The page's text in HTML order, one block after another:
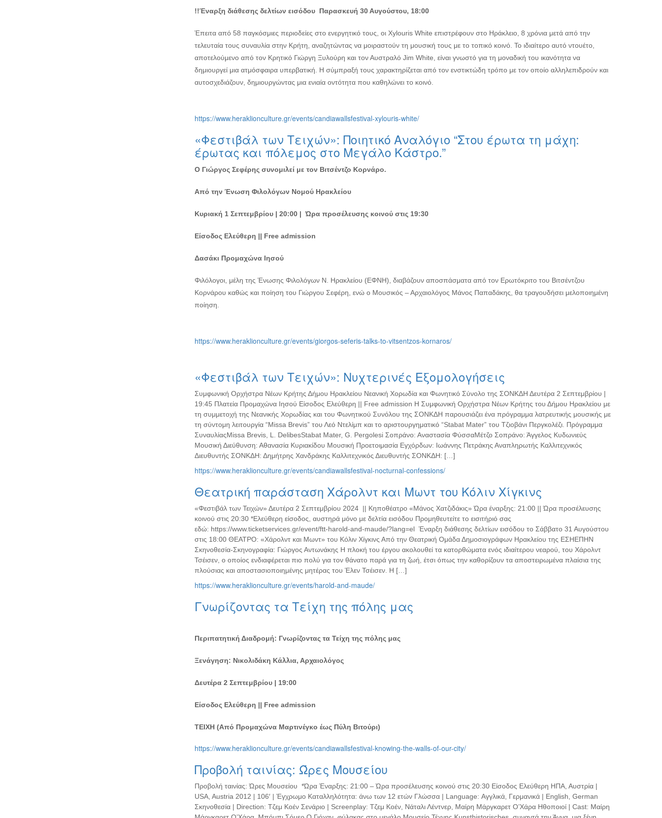
!!Έναρξη διάθεσης δελτίων εισόδου Παρασκευή 30 Αυγούστου, 18:00
Έπειτα από 58 παγκόσμιες περιοδείες στο ενεργητικό τους, οι Xylouris White επιστρέφουν στο Ηράκλειο, 8 χρόνια μετά από την
τελευταία τους συναυλία στην Κρήτη, αναζητώντας να μοιραστούν τη μουσική τους με το τοπικό κοινό. Το ιδιαίτερο αυτό ντουέτο,
αποτελούμενο από τον Κρητικό Γιώργη Ξυλούρη και τον Αυστραλό Jim White, είναι γνωστό για τη μοναδική του ικανότητα να
δημιουργεί μια ατμόσφαιρα υπερβατική. Η σύμπραξή τους χαρακτηρίζεται από τον ενστικτώδη τρόπο με τον οποίο αλληλεπιδρούν και
αυτοσχεδιάζουν, δημιουργώντας μια ενιαία οντότητα που καθηλώνει το κοινό.
https://www.heraklionculture.gr/events/candiawallsfestival-xylouris-white/
«Φεστιβάλ των Τειχών»: Ποιητικό Αναλόγιο “Στου έρωτα τη μάχη:
έρωτας και πόλεμος στο Μεγάλο Κάστρο.”
Ο Γιώργος Σεφέρης συνομιλεί με τον Βιτσέντζο Κορνάρο.
Από την Ένωση Φιλολόγων Νομού Ηρακλείου
Κυριακή 1 Σεπτεμβρίου | 20:00 | Ώρα προσέλευσης κοινού στις 19:30
Είσοδος Ελεύθερη || Free admission
Δασάκι Προμαχώνα Ιησού
Φιλόλογοι, μέλη της Ένωσης Φιλολόγων Ν. Ηρακλείου (ΕΦΝΗ), διαβάζουν αποσπάσματα από τον Ερωτόκριτο του Βιτσέντζου
Κορνάρου καθώς και ποίηση του Γιώργου Σεφέρη, ενώ ο Μουσικός – Αρχαιολόγος Μάνος Παπαδάκης, θα τραγουδήσει μελοποιημένη
ποίηση.
https://www.heraklionculture.gr/events/giorgos-seferis-talks-to-vitsentzos-kornaros/
«Φεστιβάλ των Τειχών»: Νυχτερινές Εξομολογήσεις
Συμφωνική Ορχήστρα Νέων Κρήτης Δήμου Ηρακλείου Νεανική Χορωδία και Φωνητικό Σύνολο της ΣΟΝΚΔΗ Δευτέρα 2 Σεπτεμβρίου |
19:45 Πλατεία Προμαχώνα Ιησού Είσοδος Ελεύθερη || Free admission Η Συμφωνική Ορχήστρα Νέων Κρήτης του Δήμου Ηρακλείου με
τη συμμετοχή της Νεανικής Χορωδίας και του Φωνητικού Συνόλου της ΣΟΝΚΔΗ παρουσιάζει ένα πρόγραμμα λατρευτικής μουσικής με
τη σύντομη λειτουργία “Missa Brevis” του Λεό Ντελίμπ και το αριστουργηματικό “Stabat Mater” του Τζιοβάνι Περγκολέζι. Πρόγραμμα
ΣυναυλίαςMissa Brevis, L. DelibesStabat Mater, G. Pergolesi Σοπράνο: Αναστασία ΦύσσαΜέτζο Σοπράνο: Άγγελος Κυδωνιεύς
Μουσική Διεύθυνση: Αθανασία Κυριακίδου Μουσική Προετοιμασία Εγχόρδων: Ιωάννης Πετράκης Αναπληρωτής Καλλιτεχνικός
Διευθυντής ΣΟΝΚΔΗ: Δημήτρης Χανδράκης Καλλιτεχνικός Διευθυντής ΣΟΝΚΔΗ: […]
https://www.heraklionculture.gr/events/candiawallsfestival-nocturnal-confessions/
Θεατρική παράσταση Χάρολντ και Μωντ του Κόλιν Χίγκινς
«Φεστιβάλ των Τειχών» Δευτέρα 2 Σεπτεμβρίου 2024 || Κηποθέατρο «Μάνος Χατζιδάκις» Ώρα έναρξης: 21:00 || Ώρα προσέλευσης
κοινού στις 20:30 *Ελεύθερη είσοδος, αυστηρά μόνο με δελτία εισόδου Προμηθευτείτε το εισιτήριό σας
εδώ: https://www.ticketservices.gr/event/ftt-harold-and-maude/?lang=el Έναρξη διάθεσης δελτίων εισόδου το Σάββατο 31 Αυγούστου
στις 18:00 ΘΕΑΤΡΟ: «Χάρολντ και Μωντ» του Κόλιν Χίγκινς Από την Θεατρική Ομάδα Δημοσιογράφων Ηρακλείου της ΕΣΗΕΠΗΝ
Σκηνοθεσία-Σκηνογραφία: Γιώργος Αντωνάκης Η πλοκή του έργου ακολουθεί τα κατορθώματα ενός ιδιαίτερου νεαρού, του Χάρολντ
Τσέισεν, ο οποίος ενδιαφέρεται πιο πολύ για τον θάνατο παρά για τη ζωή, έτσι όπως την καθορίζουν τα αποστειρωμένα πλαίσια της
πλούσιας και αποστασιοποιημένης μητέρας του Έλεν Τσέισεν. Η […]
https://www.heraklionculture.gr/events/harold-and-maude/
Γνωρίζοντας τα Τείχη της πόλης μας
Περιπατητική Διαδρομή: Γνωρίζοντας τα Τείχη της πόλης μας
Ξενάγηση: Νικολιδάκη Κάλλια, Αρχαιολόγος
Δευτέρα 2 Σεπτεμβρίου | 19:00
Είσοδος Ελεύθερη || Free admission
ΤΕΙΧΗ (Από Προμαχώνα Μαρτινέγκο έως Πύλη Βιτούρι)
https://www.heraklionculture.gr/events/candiawallsfestival-knowing-the-walls-of-our-city/
Προβολή ταινίας: Ώρες Μουσείου
Προβολή ταινίας: Ώρες Μουσείου *Ώρα Έναρξης: 21:00 – Ώρα προσέλευσης κοινού στις 20:30 Είσοδος Ελεύθερη ΗΠΑ, Αυστρία |
USA, Austria 2012 | 106′ | Έγχρωμο Καταλληλότητα: άνω των 12 ετών Γλώσσα | Language: Αγγλικά, Γερμανικά | English, German
Σκηνοθεσία | Direction: Τζεμ Κοέν Σενάριο | Screenplay: Τζεμ Κοέν, Νάταλι Λέντνερ, Μαίρη Μάργκαρετ Ο’Χάρα Ηθοποιοί | Cast: Μαίρη